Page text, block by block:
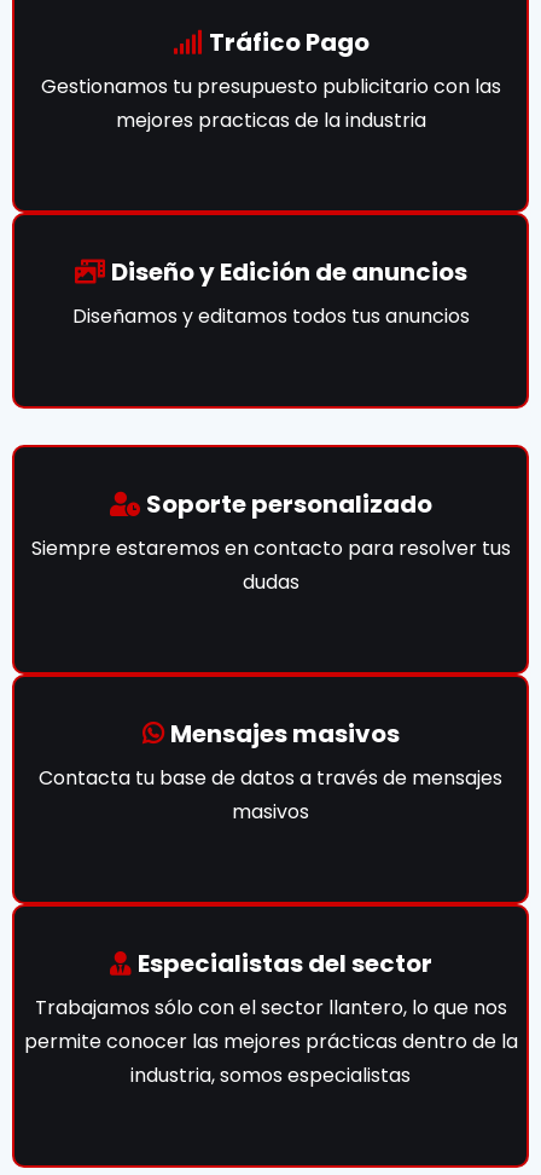
Tráfico Pago
Gestionamos tu presupuesto publicitario con las
mejores practicas de la industria
Diseño y Edición de anuncios
Diseñamos y editamos todos tus anuncios
Soporte personalizado
Siempre estaremos en contacto para resolver tus
dudas
Mensajes masivos
Contacta tu base de datos a través de mensajes
masivos
Especialistas del sector
Trabajamos sólo con el sector llantero, lo que nos
permite conocer las mejores prácticas dentro de la
industria, somos especialistas